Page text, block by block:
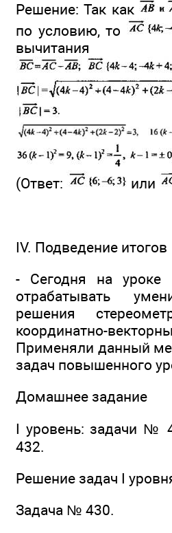
Решение: Так как
по условию, то
вычитания
(Ответ: или
IV. Подведение итогов
- Сегодня на уроке
отрабатывать
решения
координатно-
Применяли данный
задач повышенного
Домашнее задание
I уровень: задачи №
432.
Решение задач I
Задача № 430.